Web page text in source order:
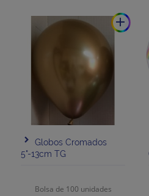
add
Globos Cromados
5"-13cm TG
Bolsa de 100 unidades